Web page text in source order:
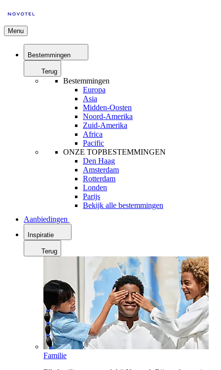
Menu
Bestemmingen
Terug
Bestemmingen
Europa
Asia
Midden-Oosten
Noord-Amerika
Zuid-Amerika
Africa
Pacific
ONZE TOPBESTEMMINGEN
Den Haag
Amsterdam
Rotterdam
Londen
Parijs
Bekijk alle bestemmingen
Aanbiedingen
Inspiratie
Terug
Familie